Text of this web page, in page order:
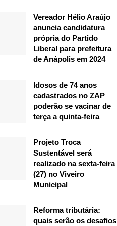
Vereador Hélio Araújo
anuncia candidatura
própria do Partido
Liberal para prefeitura
de Anápolis em 2024
Idosos de 74 anos
cadastrados no ZAP
poderão se vacinar de
terça a quinta-feira
Projeto Troca
Sustentável será
realizado na sexta-feira
(27) no Viveiro
Municipal
Reforma tributária:
quais serão os desafios